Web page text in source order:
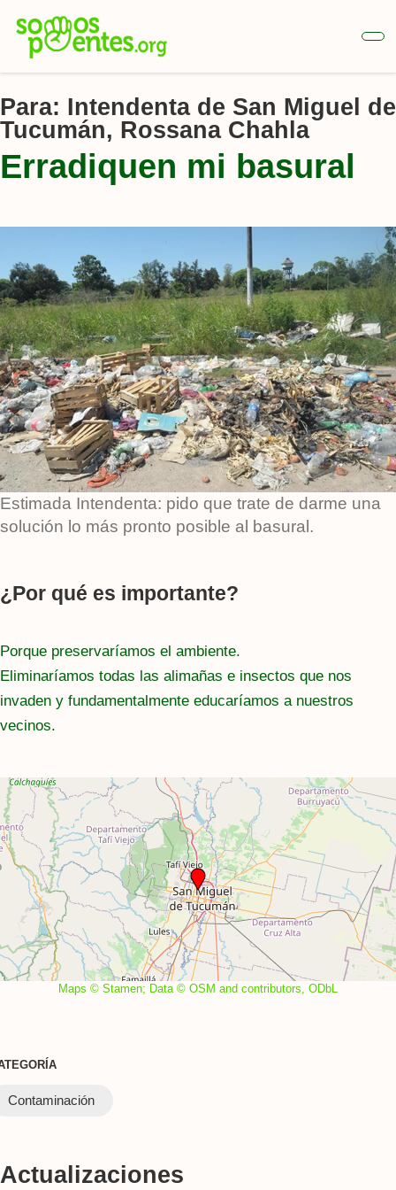
contenido
principal
Para: Intendenta de San Miguel de
Tucumán, Rossana Chahla
Erradiquen mi basural
Estimada Intendenta: pido que trate de darme una
solución lo más pronto posible al basural.
¿Por qué es importante?
Porque preservaríamos el ambiente.
Eliminaríamos todas las alimañas e insectos que nos
invaden y fundamentalmente educaríamos a nuestros
vecinos.
Maps © Stamen; Data © OSM and contributors, ODbL
Contaminación
Actualizaciones